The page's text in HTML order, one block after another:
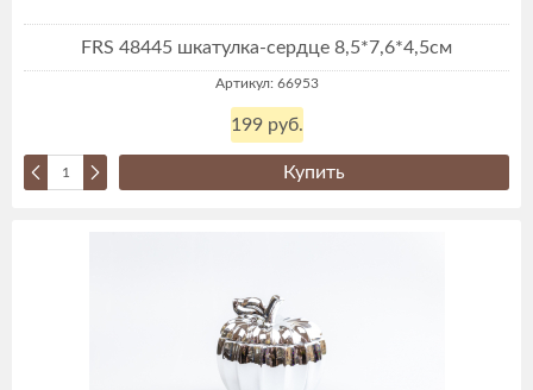
FRS 48445 шкатулка-сердце 8,5*7,6*4,5см
Артикул: 66953
199 руб.
Купить